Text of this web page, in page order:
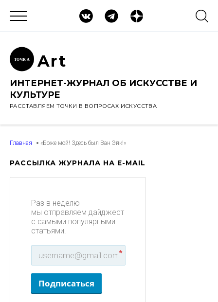
ТОЧК А Art
ИНТЕРНЕТ-ЖУРНАЛ ОБ ИСКУССТВЕ И
КУЛЬТУРЕ
РАССТАВЛЯЕМ ТОЧКИ В ВОПРОСАХ ИСКУССТВА
Главная «Боже мой! Здесь был Ван Эйк!»
РАССЫЛКА ЖУРНАЛА НА E-MAIL
Раз в неделю
мы отправляем дайджест
с самыми популярными
статьями.
*
Подписаться